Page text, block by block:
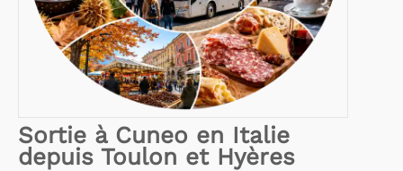
Sortie à Cuneo en Italie
depuis Toulon et Hyères